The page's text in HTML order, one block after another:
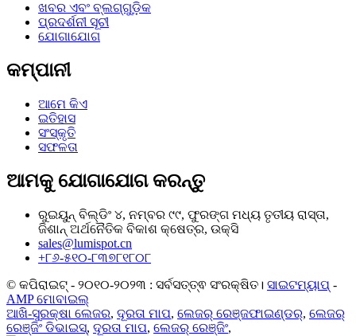
ଖବର ଏବଂ ବ୍ଲଗ୍‌ଗୁଡ଼ିକ
ପ୍ରଦର୍ଶନୀ ସୂଚୀ
ଯୋଗାଯୋଗ
କମ୍ପାନୀ
ଆମେ କିଏ
ଇତିହାସ
ସଂସ୍କୃତି
ସଫଳତା
ଆମକୁ ଯୋଗାଯୋଗ କରନ୍ତୁ
ରୁଇୟୁନ୍ ବିଲ୍ଡିଂ ୪, ନମ୍ବର ୯୯, ଫୁରଙ୍ଗ ମଧ୍ୟ ତୃତୀୟ ରାସ୍ତା,
ଜିଶାନ୍ ଅର୍ଥନୈତିକ ବିକାଶ କ୍ଷେତ୍ର, ଉକ୍ସି
sales@lumispot.cn
+୮୬-୫୧୦-୮୩୭୮୧୮୦୮
© କପିରାଇଟ୍ - ୨୦୧୦-୨୦୨୩ : ସର୍ବସତ୍ତ୍ଵ ସଂରକ୍ଷିତ। ସାଇଟମ୍ୟାପ୍ -
AMP ମୋବାଇଲ୍
ଆଖି-ସୁରକ୍ଷା ଲେଜର, ଦୂରତା ମାପ, ଲେଜର୍ ରେଞ୍ଜଫାଇଣ୍ଡର୍, ଲେଜର୍
ରେଞ୍ଜିଂ ଡିଭାଇସ୍, ଦୂରତା ମାପ, ଲେଜର୍ ରେଞ୍ଜିଂ,